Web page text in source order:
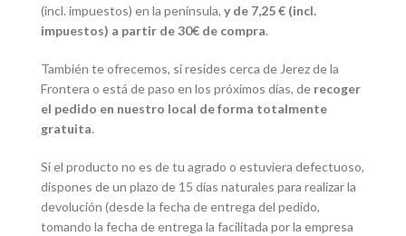
(incl. impuestos) en la península, y de 7,25 € (incl.
impuestos) a partir de 30€ de compra.
También te ofrecemos, si resides cerca de Jerez de la
Frontera o está de paso en los próximos días, de recoger
el pedido en nuestro local de forma totalmente
gratuita.
Si el producto no es de tu agrado o estuviera defectuoso,
dispones de un plazo de 15 días naturales para realizar la
devolución (desde la fecha de entrega del pedido,
tomando la fecha de entrega la facilitada por la empresa